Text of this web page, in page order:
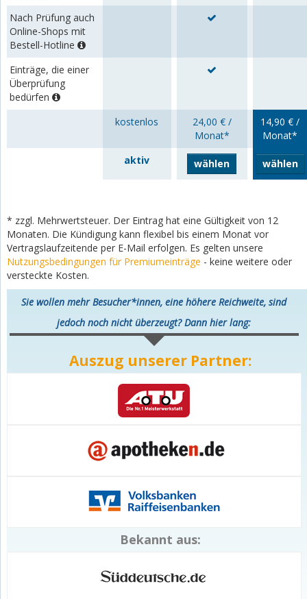
Nach Prüfung auch
Online-Shops mit
Bestell-Hotline
Einträge, die einer
Überprüfung
bedürfen
kostenlos
24,00 € /
Monat*
14,90 € /
Monat*
aktiv
wählen wählen
* zzgl. Mehrwertsteuer. Der Eintrag hat eine Gültigkeit von 12
Monaten. Die Kündigung kann flexibel bis einem Monat vor
Vertragslaufzeitende per E-Mail erfolgen. Es gelten unsere
Nutzungsbedingungen für Premiumeinträge - keine weitere oder
versteckte Kosten.
Sie wollen mehr Besucher*innen, eine höhere Reichweite, sind
jedoch noch nicht überzeugt? Dann hier lang:
Auszug unserer Partner:
Bekannt aus: